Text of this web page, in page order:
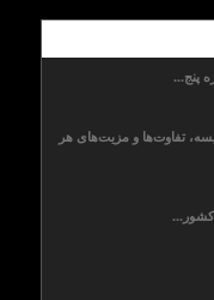
پنج...
تفاوت‌ها و مزیت‌های هر
کشور...